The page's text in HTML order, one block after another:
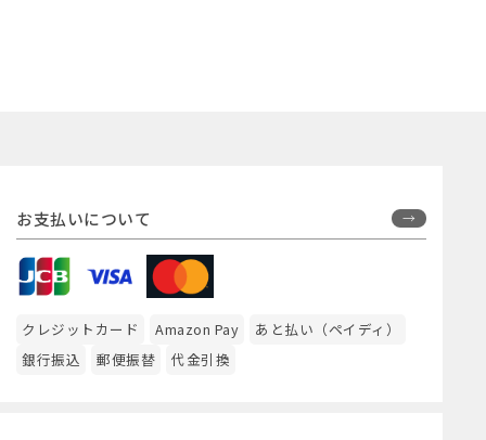
お支払いについて
クレジットカード Amazon Pay
あと払い（ペイディ）
銀行振込
郵便振替 代金引換